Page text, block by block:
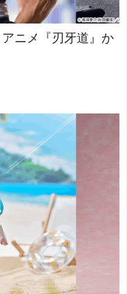
ニメ『刃牙道』か